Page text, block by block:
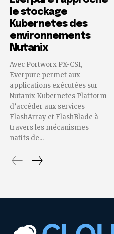
le stockage
Kubernetes des
environnements
Nutanix
Avec Portworx PX-CSI,
Everpure permet aux
applications exécutées sur
Nutanix Kubernetes Platform
d’accéder aux services
FlashArray et FlashBlade à
travers les mécanismes
natifs de...